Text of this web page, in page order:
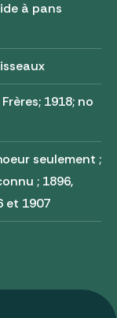
à pans
1918; no
seulement ;
; 1896,
et 1907